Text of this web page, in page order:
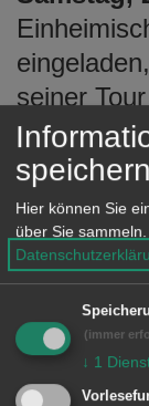
seiner
begleiten.
Beginn ist
dem Büro
beträgt
bis 16
speichern
Hier können Sie
über Sie sammeln.
(immer
↓ 1